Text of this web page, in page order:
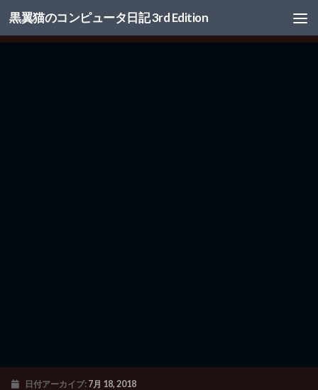
コンテンツへスキップ
黒翼猫のコンピュータ日記 3rd Edition
日付アーカイブ: 7月 18, 2018